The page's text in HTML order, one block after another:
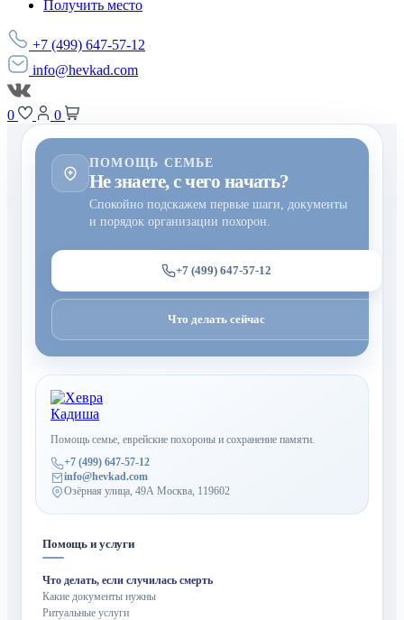
Получить место
+7 (499) 647-57-12
info@hevkad.com
0 0
ПОМОЩЬ СЕМЬЕ
Не знаете, с чего начать?
Спокойно подскажем первые шаги, документы
и порядок организации похорон.
+7 (499) 647-57-12
Что делать сейчас
Помощь семье, еврейские похороны и сохранение памяти.
+7 (499) 647-57-12
info@hevkad.com
Озёрная улица, 49А Москва, 119602
Помощь и услуги
Что делать, если случилась смерть
Какие документы нужны
Ритуальные услуги